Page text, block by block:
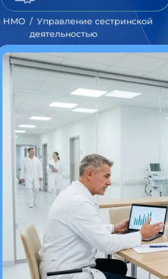
НМО
Управление сестринской
деятельностью